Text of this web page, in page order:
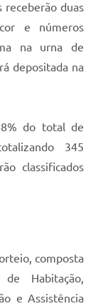
receberão duas
e números
na urna de
depositada na
do total de
345
classificados
composta
Habitação,
e Assistência